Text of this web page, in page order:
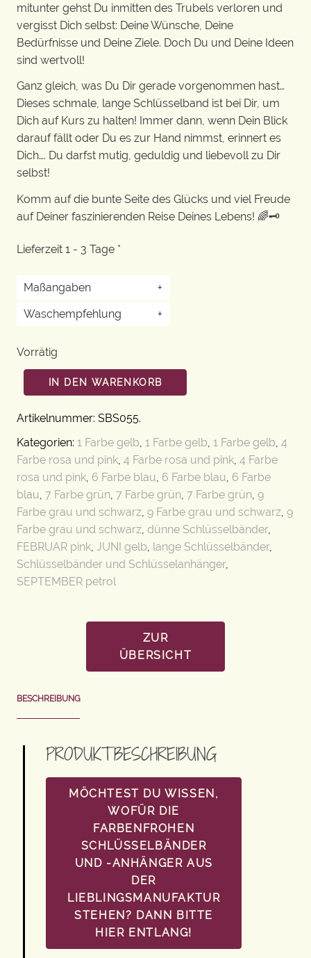
mitunter gehst Du inmitten des Trubels verloren und
vergisst Dich selbst: Deine Wünsche, Deine
Bedürfnisse und Deine Ziele. Doch Du und Deine Ideen
sind wertvoll!
Ganz gleich, was Du Dir gerade vorgenommen hast…
Dieses schmale, lange Schlüsselband ist bei Dir, um
Dich auf Kurs zu halten! Immer dann, wenn Dein Blick
darauf fällt oder Du es zur Hand nimmst, erinnert es
Dich…. Du darfst mutig, geduldig und liebevoll zu Dir
selbst!
Komm auf die bunte Seite des Glücks und viel Freude
auf Deiner faszinierenden Reise Deines Lebens! 🌈🗝️
Lieferzeit 1 - 3 Tage *
Maßangaben
+
Waschempfehlung
+
Vorrätig
IN DEN WARENKORB
Artikelnummer: SBS055.
Kategorien: 1 Farbe gelb, 1 Farbe gelb, 1 Farbe gelb, 4
Farbe rosa und pink, 4 Farbe rosa und pink, 4 Farbe
rosa und pink, 6 Farbe blau, 6 Farbe blau, 6 Farbe
blau, 7 Farbe grün, 7 Farbe grün, 7 Farbe grün, 9
Farbe grau und schwarz, 9 Farbe grau und schwarz, 9
Farbe grau und schwarz, dünne Schlüsselbänder,
FEBRUAR pink, JUNI gelb, lange Schlüsselbänder,
Schlüsselbänder und Schlüsselanhänger,
SEPTEMBER petrol
ZUR
ÜBERSICHT
BESCHREIBUNG
PRODUKTBESCHREIBUNG
MÖCHTEST DU WISSEN,
WOFÜR DIE
FARBENFROHEN
SCHLÜSSELBÄNDER
UND -ANHÄNGER AUS
DER
LIEBLINGSMANUFAKTUR
STEHEN? DANN BITTE
HIER ENTLANG!